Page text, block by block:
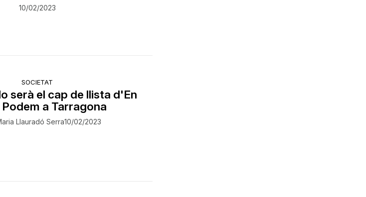
10/02/2023
SOCIETAT
serà el cap de llista d'En
a Tarragona
Llauradó Serra10/02/2023